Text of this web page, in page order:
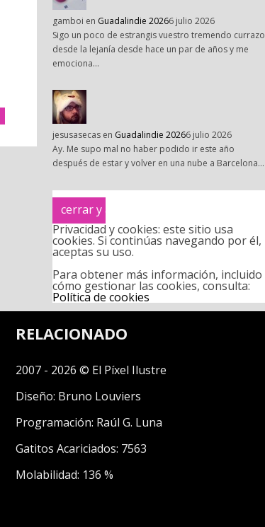
gamboi en Guadalindie 20266 julio 2026
Sigo un poco de estrangis vuestro tremendo currazo
desde la lejanía desde hace un par de años y me
emociona…
jesusasecas en Guadalindie 20266 julio 2026
Ay. Me supo mal no haber podido ir este año
después de estar y volver en una nube a Barcelona…
Privacidad y cookies: este sitio usa
cookies. Si continúas navegando por él,
aceptas su uso.
Para obtener más información, incluido
cómo gestionar las cookies, consulta:
Política de cookies
RELACIONADO
2007 - 2026 © El Píxel Ilustre
Diseño: Bruno Louviers
Programación: Raúl G. Luna
Gatitos Acariciados: 7563
Molabilidad: 136 %